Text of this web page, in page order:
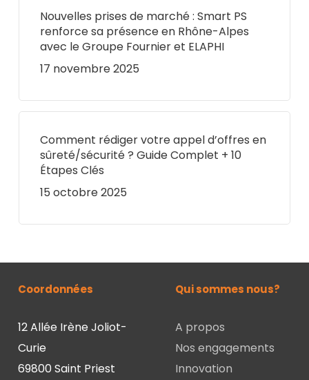
Nouvelles prises de marché : Smart PS
renforce sa présence en Rhône-Alpes
avec le Groupe Fournier et ELAPHI
17 novembre 2025
Comment rédiger votre appel d’offres en
sûreté/sécurité ? Guide Complet + 10
Étapes Clés
15 octobre 2025
Coordonnées
12 Allée Irène Joliot-
Curie
69800 Saint Priest
Qui sommes nous?
A propos
Nos engagements
Innovation